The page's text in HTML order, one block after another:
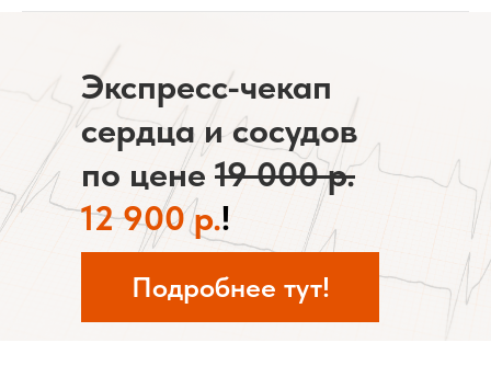
Экспресс-чекап
сердца и сосудов
по цене 19 000 р.
12900 р.!
Подробнее тут!